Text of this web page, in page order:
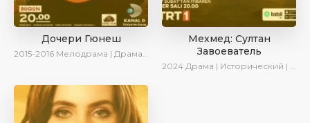
Дочери Гюнеш
2015-2016 Мелодрама | Драма | Комедия
Мехмед: Султан
Завоеватель
2024 Драма | Исторический | AlisaDirilis | Сериалы 2024